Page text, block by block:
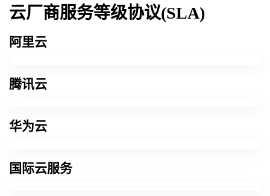
云厂商服务等级协议(SLA)
阿里云
腾讯云
华为云
国际云服务